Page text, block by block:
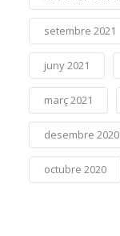
setembre 2021
juny 2021
març 2021
desembre 2020
octubre 2020